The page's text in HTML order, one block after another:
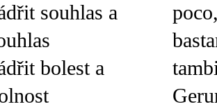
souhlas a
bolest a